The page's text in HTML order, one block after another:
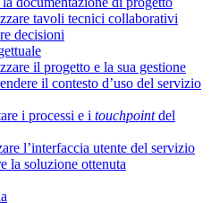
tavoli tecnici collaborativi
decisioni
il progetto e la sua gestione
il contesto d’uso del servizio
i processi e i touchpointdel
l’interfaccia utente del servizio
la soluzione ottenuta